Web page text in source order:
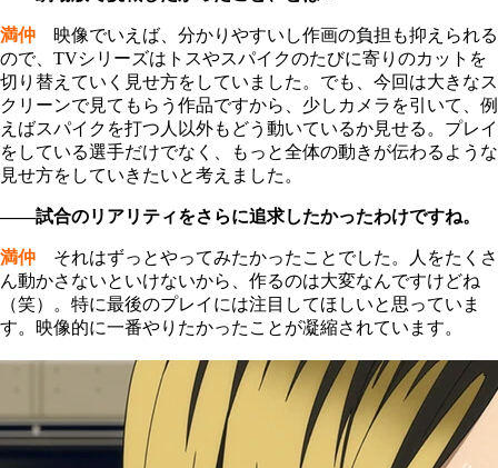
満仲 映像でいえば、分かりやすいし作画の負担も抑えられる
ので、TVシリーズはトスやスパイクのたびに寄りのカットを
切り替えていく見せ方をしていました。でも、今回は大きなス
クリーンで見てもらう作品ですから、少しカメラを引いて、例
えばスパイクを打つ人以外もどう動いているか見せる。プレイ
をしている選手だけでなく、もっと全体の動きが伝わるような
見せ方をしていきたいと考えました。
――試合のリアリティをさらに追求したかったわけですね。
満仲 それはずっとやってみたかったことでした。人をたくさ
ん動かさないといけないから、作るのは大変なんですけどね
（笑）。特に最後のプレイには注目してほしいと思っていま
す。映像的に一番やりたかったことが凝縮されています。